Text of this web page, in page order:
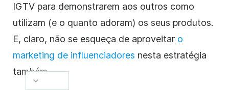
IGTV para demonstrarem aos outros como
utilizam (e o quanto adoram) os seus produtos.
E, claro, não se esqueça de aproveitar o
marketing de influenciadores nesta estratégia
também.